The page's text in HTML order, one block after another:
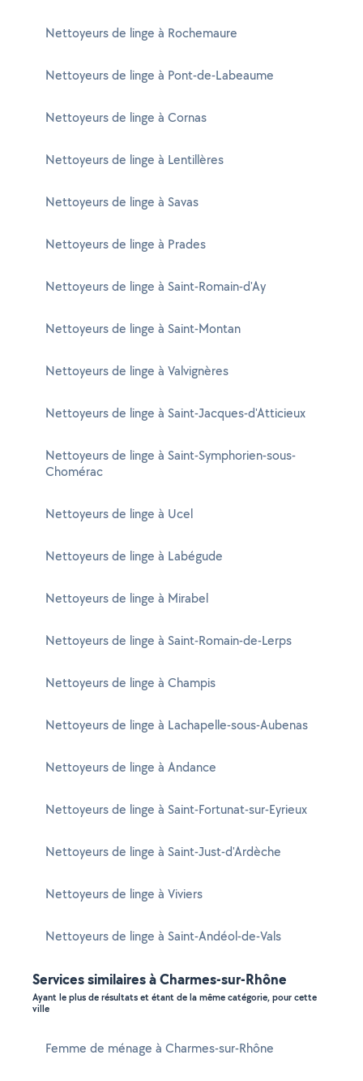
Nettoyeurs de linge à Rochemaure
Nettoyeurs de linge à Pont-de-Labeaume
Nettoyeurs de linge à Cornas
Nettoyeurs de linge à Lentillères
Nettoyeurs de linge à Savas
Nettoyeurs de linge à Prades
Nettoyeurs de linge à Saint-Romain-d'Ay
Nettoyeurs de linge à Saint-Montan
Nettoyeurs de linge à Valvignères
Nettoyeurs de linge à Saint-Jacques-d'Atticieux
Nettoyeurs de linge à Saint-Symphorien-sous-
Chomérac
Nettoyeurs de linge à Ucel
Nettoyeurs de linge à Labégude
Nettoyeurs de linge à Mirabel
Nettoyeurs de linge à Saint-Romain-de-Lerps
Nettoyeurs de linge à Champis
Nettoyeurs de linge à Lachapelle-sous-Aubenas
Nettoyeurs de linge à Andance
Nettoyeurs de linge à Saint-Fortunat-sur-Eyrieux
Nettoyeurs de linge à Saint-Just-d'Ardèche
Nettoyeurs de linge à Viviers
Nettoyeurs de linge à Saint-Andéol-de-Vals
Services similaires à Charmes-sur-Rhône
Ayant le plus de résultats et étant de la même catégorie, pour cette
ville
Femme de ménage à Charmes-sur-Rhône